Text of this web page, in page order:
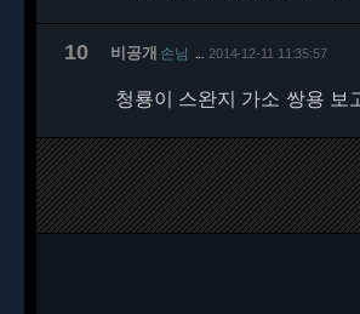
10 비공개 손님 2014-12-11 11:35:57
청룡이 스완지 가소 쌍용 보